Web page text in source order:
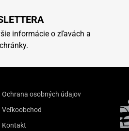
informácie o zľavách a
Ochrana osobných údajov
Veľkoobchod
Kontakt